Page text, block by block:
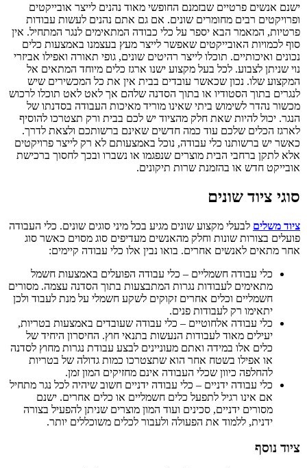
ישנם אנשים פרטיים שבזמנם החופשי מאוד נהנים לייצר אובייקטים
ופרויקטים רבים מחומרים שונים. אם גם אתם נהנים לעשות עבודות
פרטיות, המאמר הבא יספר על כלי כבודה המתאימים לנגר המתחיל. אין
סוף לכמויות האובייקטים שאפשר לייצר מעץ בעצמנו באמצעות כלים
נכונים ואיכותיים. תוכלו לייצר רהיטים שונים, גופי תאורה ואפילו אביזרי
נוי שניתן לצבוע. לכל בעל מקצוע ישנו ארגז כלים מיוחד המתאים אל
המקצוע שלו. נכון שכאשר עובדים בבית אין את כל המכשירים שיש
לנגרים בתוך הסטודיו או בתוך הסדנה שלהם אך לאט לאט תוכלו לרכוש
מכשור נהדר לשימוש ביתי שאינו מוריד מאיכות העבודה בסדנתו של
הנגר. יכול להיות שאת חלק מהציוד יש לכם בבית ורק תצטרכו להוסיף
לארגז הכלים שלכם עוד כמה חדשים שאינם ברשותכם ולצאת לדרך.
כאשר יש ברשותנו כלי עבודה, נוכל באמצעותם לא רק לייצר פרויקטים
אלא לתקן ברחבי הבית מוצרים שנפגמו או נשברו ובכך לחסוך ברכישת
אובייקט חדש או בהזמנת שרות תיקונים.
סוגי ציוד שונים
ציוד משלים לבעלי מקצוע שונים מגיע בכל מיני סוגים שונים. כלי העבודה
פועלים בצורות שונות וחלק מהאנשים מעדיפים סוג מסוים כאשר סוג
אחר מתאים לאנשים אחרים. בואו נבין אלו כלי עבודה קיימים:
כלי עבודה חשמליים – כלי עבודה הפועלים באמצעות חשמל
מתאימים לעבודות נגרות המתבצעות בתוך הסדנה עצמה. מסורים
חשמליים וכלים אחרים זקוקים לשקע חשמלי על מנת לעבוד ולכן
יתאימו רק לעבודות פנים.
כלי עבודה אלחוטיים – כלי עבודה שעובדים באמצעות בטריות,
יעילים מאוד לעבודות הנעשות בתנאי חוץ. החיסרון היחיד של
כלים אלו במידה ואתם מעוניינים לבצע עבודת נגרות מחוץ לסדנה
או אפילו בשטח אחר הוא שתצטרכו כמות גדולה של בטריות
להחלפה כיוון שכלי העבודה אינם מחזיקים המון זמן.
כלי עבודה ידניים – כלי עבודה ידניים חשוב שיהיה לכל נגר מתחיל
אם אינו רגיל לתפעל כלים חשמליים או כלים אחרים. ישנם
מסורים ידניים, סכינים ועוד המון מוצרים שניתן להפעיל בצורה
ידנית, ללמוד את הפעולה ולעבור לכלים משוכללים יותר.
ציוד נוסף